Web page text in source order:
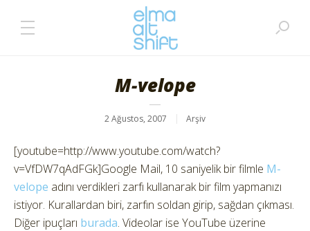
M-velope
2 Ağustos, 2007 Arşiv
[youtube=http://www.youtube.com/watch?
v=VfDW7qAdFGk]Google Mail, 10 saniyelik bir filmle M-
velope adını verdikleri zarfı kullanarak bir film yapmanızı
istiyor. Kurallardan biri, zarfın soldan girip, sağdan çıkması.
Diğer ipuçları burada. Videolar ise YouTube üzerine